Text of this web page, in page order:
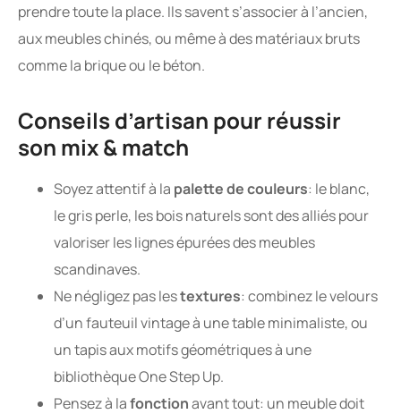
prendre toute la place. Ils savent s’associer à l’ancien,
aux meubles chinés, ou même à des matériaux bruts
comme la brique ou le béton.
Conseils d’artisan pour réussir
son mix & match
Soyez attentif à la palette de couleurs: le blanc,
le gris perle, les bois naturels sont des alliés pour
valoriser les lignes épurées des meubles
scandinaves.
Ne négligez pas lestextures: combinez le velours
d’un fauteuil vintage à une table minimaliste, ou
un tapis aux motifs géométriques à une
bibliothèque One Step Up.
Pensez à lafonctionavant tout: un meuble doit